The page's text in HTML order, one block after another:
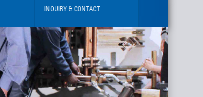
INQUIRY & CONTACT